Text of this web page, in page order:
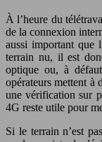
À l’heure du
de la connexion
aussi important que
terrain nu, il est
optique ou, à
opérateurs mettent à
une vérification sur
4G reste utile pour
Si le terrain n’est